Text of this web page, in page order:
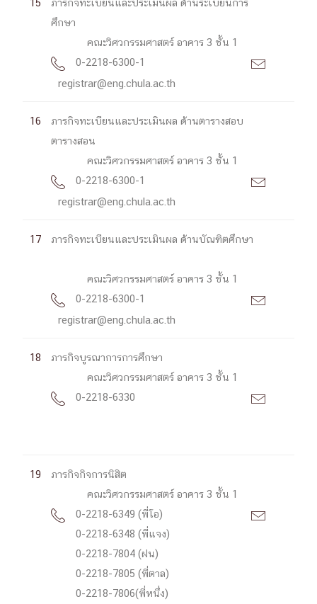
ศึกษา
คณะวิศวกรรมศาสตร์ อาคาร 3 ชั้น 1
 0-2218-6300-1 
registrar@eng.chula.ac.th
16
ภารกิจทะเบียนและประเมินผล ด้านตารางสอบ
ตารางสอน
คณะวิศวกรรมศาสตร์ อาคาร 3 ชั้น 1
 0-2218-6300-1 
registrar@eng.chula.ac.th
17 ภารกิจทะเบียนและประเมินผล ด้านบัณฑิตศึกษา
คณะวิศวกรรมศาสตร์ อาคาร 3 ชั้น 1
 0-2218-6300-1 
registrar@eng.chula.ac.th
18
ภารกิจบูรณาการการศึกษา
คณะวิศวกรรมศาสตร์ อาคาร 3 ชั้น 1
 0-2218-6330 
19
ภารกิจกิจการนิสิต
คณะวิศวกรรมศาสตร์ อาคาร 3 ชั้น 1

0-2218-6349 (พี่โอ)
0-2218-6348 (พี่แจง)
0-2218-7804 (ฝน)
0-2218-7805 (พี่ตาล)
0-2218-7806(พี่หนึ่ง)
